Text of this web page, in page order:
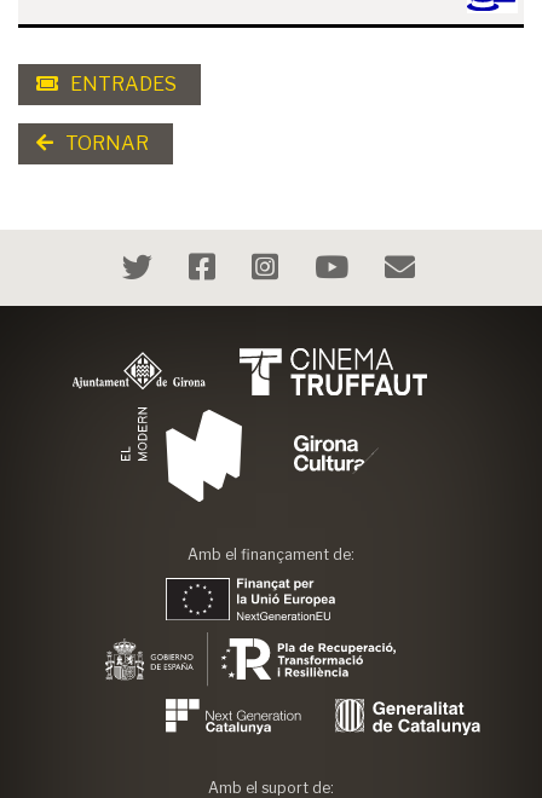
ENTRADES
TORNAR
Amb el finançament de:
Amb el suport de: